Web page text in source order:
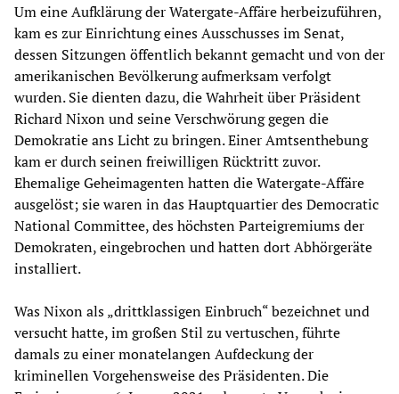
Um eine Aufklärung der Watergate-Affäre herbeizuführen,
kam es zur Einrichtung eines Ausschusses im Senat,
dessen Sitzungen öffentlich bekannt gemacht und von der
amerikanischen Bevölkerung aufmerksam verfolgt
wurden. Sie dienten dazu, die Wahrheit über Präsident
Richard Nixon und seine Verschwörung gegen die
Demokratie ans Licht zu bringen. Einer Amtsenthebung
kam er durch seinen freiwilligen Rücktritt zuvor.
Ehemalige Geheimagenten hatten die Watergate-Affäre
ausgelöst; sie waren in das Hauptquartier des Democratic
National Committee, des höchsten Parteigremiums der
Demokraten, eingebrochen und hatten dort Abhörgeräte
installiert.
Was Nixon als „drittklassigen Einbruch“ bezeichnet und
versucht hatte, im großen Stil zu vertuschen, führte
damals zu einer monatelangen Aufdeckung der
kriminellen Vorgehensweise des Präsidenten. Die